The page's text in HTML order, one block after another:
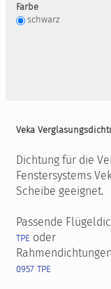
Farbe
schwarz
Veka
Dichtung für die
Fenstersystems
Scheibe geeignet.
Passende
TPE oder
0957 TPE